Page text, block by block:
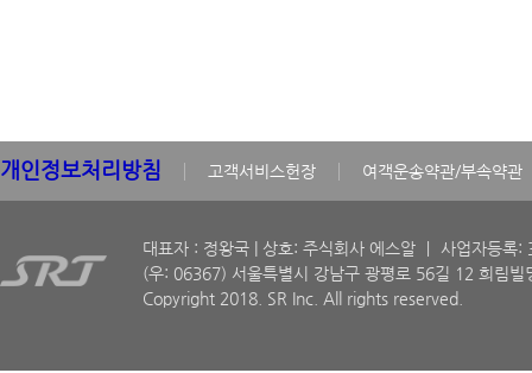
개인정보처리방침 고객서비스헌장 여객운송약관/부속약관
대표자 : 정왕국 | 상호: 주식회사 에스알 ㅣ 사업자등
(우: 06367) 서울특별시 강남구 광평로 56길 12 희림빌
Copyright 2018. SR Inc. All rights reserved.